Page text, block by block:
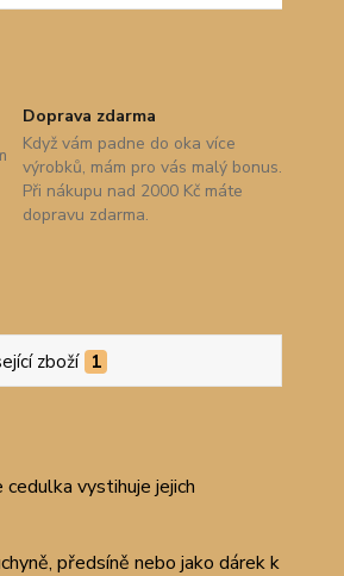
Doprava zdarma
Když vám padne do oka více
výrobků, mám pro vás malý bonus.
Při nákupu nad 2000 Kč máte
dopravu zdarma.
zboží 1
vystihuje jejich
předsíně nebo jako dárek k